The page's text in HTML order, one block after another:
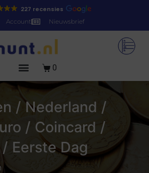
227 recensies
Account Nieuwsbrief
0
/ Nederland /
/ Coincard /
Eerste Dag